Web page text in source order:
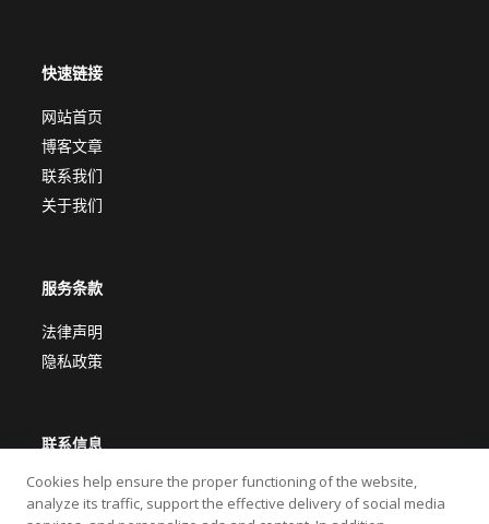
快速链接
网站首页
博客文章
联系我们
关于我们
服务条款
法律声明
隐私政策
联系信息
瑞士，辛德莱吉
gabi@produse-romanesti.ro
Cookies help ensure the proper functioning of the website,
analyze its traffic, support the effective delivery of social media